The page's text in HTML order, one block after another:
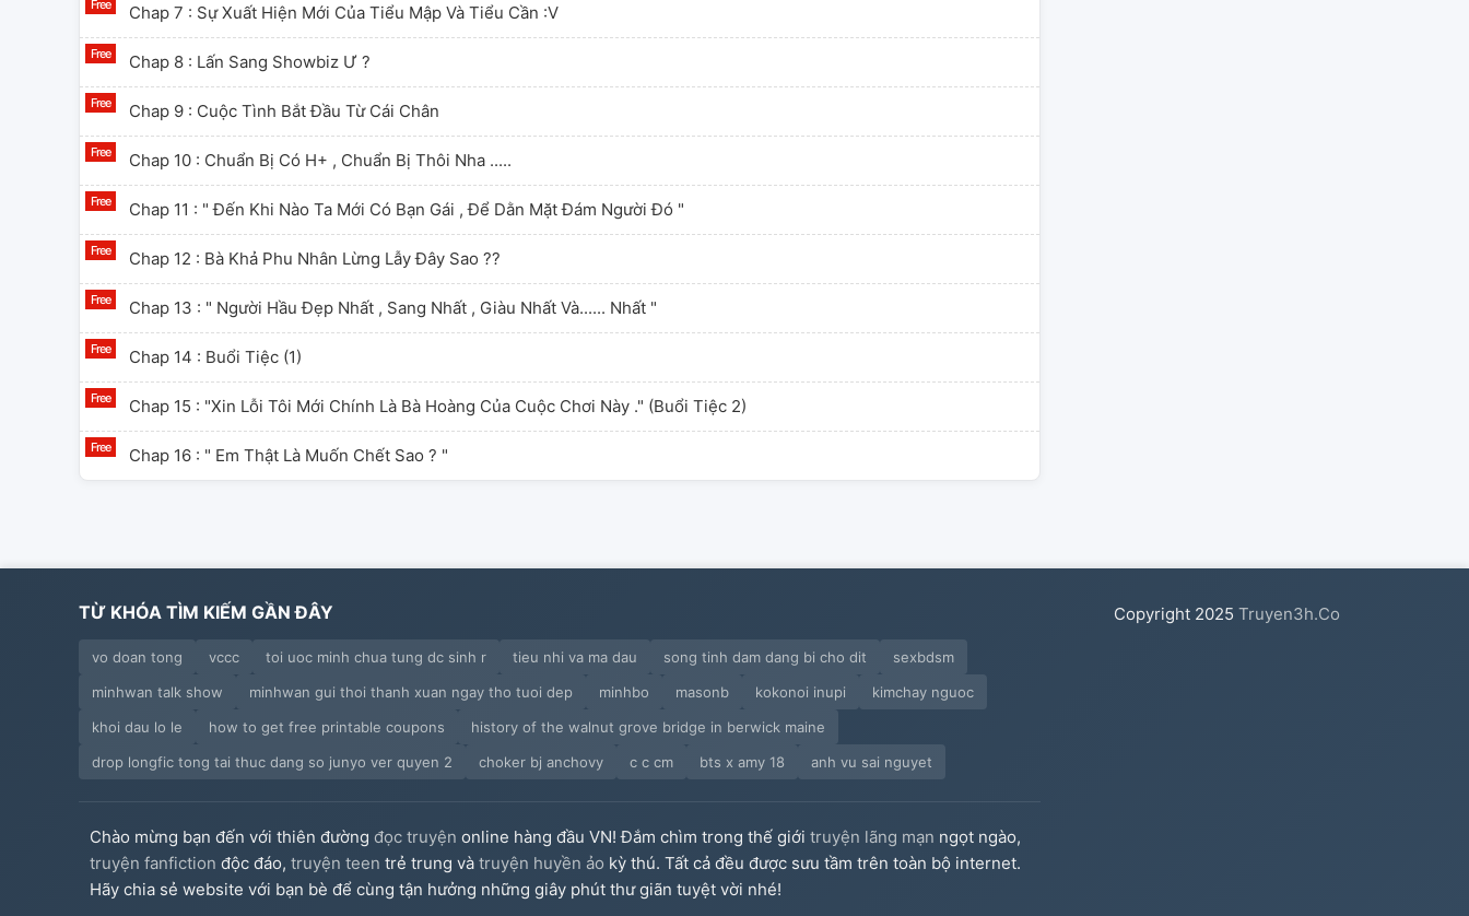
Chap 7 : Sự Xuất Hiện Mới Của Tiểu Mập Và Tiểu Cần :v
Chap 8 : Lấn Sang Showbiz Ư ?
Chap 9 : Cuộc Tình Bắt Đầu Từ Cái Chân
Chap 10 : Chuẩn Bị Có H+ , Chuẩn Bị Thôi Nha .....
Chap 11 : " Đến Khi Nào Ta Mới Có Bạn Gái , Để Dằn Mặt Đám Người Đó "
Chap 12 : Bà Khả Phu Nhân Lừng Lẫy Đây Sao ??
Chap 13 : " Người Hầu Đẹp Nhất , Sang Nhất , Giàu Nhất Và...... Nhất "
Chap 14 : Buổi Tiệc (1)
Chap 15 : "xin Lỗi Tôi Mới Chính Là Bà Hoàng Của Cuộc Chơi Này ." (Buổi Tiệc 2)
Chap 16 : " Em Thật Là Muốn Chết Sao ? "
TỪ KHÓA TÌM KIẾM GẦN ĐÂY
vo doan tong vccc toi uoc minh chua tung dc sinh r tieu nhi va ma dau song tinh dam dang bi cho dit
sexbdsm
minhwan talk show
minhwan gui thoi thanh xuan ngay tho tuoi dep minhbo masonb kokonoi inupi
kimchay nguoc
khoi dau lo le
how to get free printable coupons
history of the walnut grove bridge in berwick maine
drop longfic tong tai thuc dang so junyo ver quyen 2
choker bj anchovy c c cm bts x amy 18 anh vu sai nguyet
Chào mừng bạn đến với thiên đường đọc truyện online hàng đầu VN! Đắm chìm trong thế giới truyện lãng mạn ngọt ngào,
truyện fanfiction độc đáo, truyện teen trẻ trung và truyện huyền ảo kỳ thú. Tất cả đều được sưu tầm trên toàn bộ internet.
Hãy chia sẻ website với bạn bè để cùng tận hưởng những giây phút thư giãn tuyệt vời nhé!
Copyright 2025 Truyen3h.Co